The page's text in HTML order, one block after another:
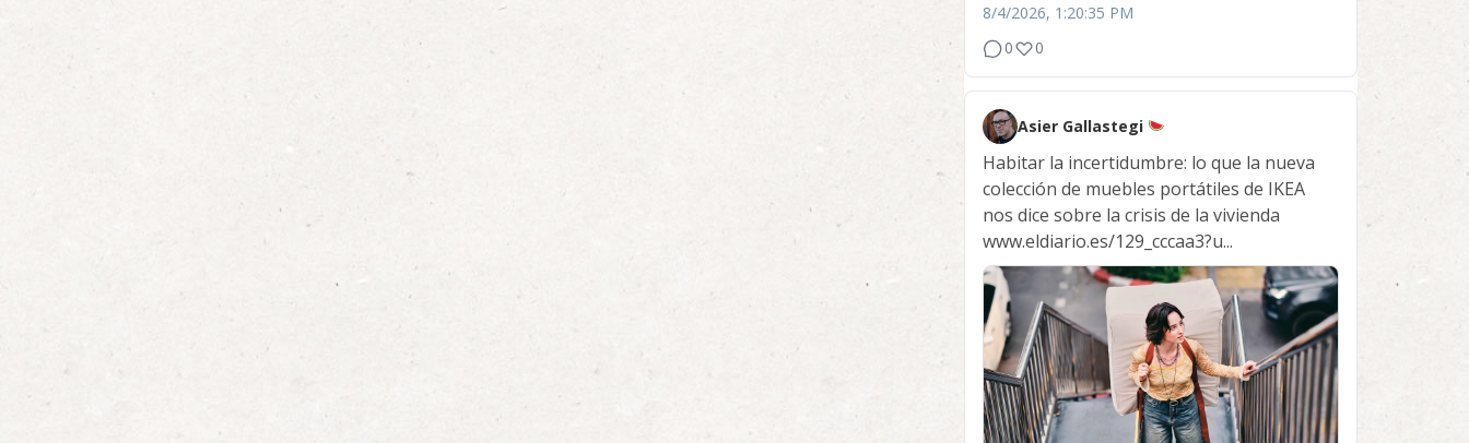
8/4/2026, 1:20:35 PM
0
0
Asier Gallastegi
Habitar la incertidumbre: lo que la nueva
colección de muebles portátiles de IKEA
nos dice sobre la crisis de la vivienda
www.eldiario.es/129_cccaa3?u...